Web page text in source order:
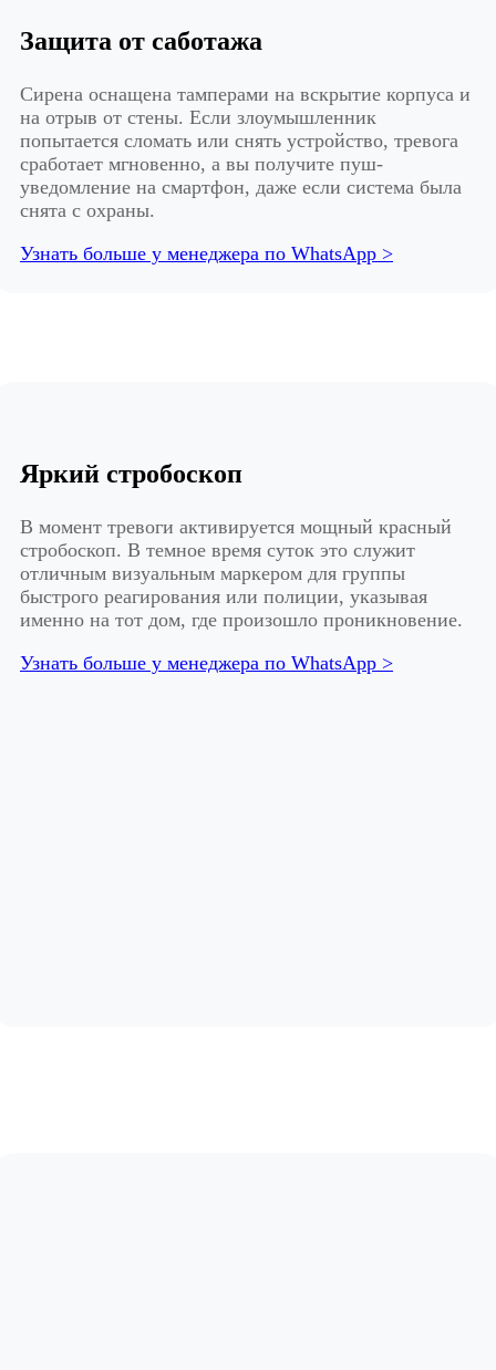
Защита от саботажа
Сирена оснащена тамперами на вскрытие корпуса и
на отрыв от стены. Если злоумышленник
попытается сломать или снять устройство, тревога
сработает мгновенно, а вы получите пуш-
уведомление на смартфон, даже если система была
снята с охраны.
Узнать больше у менеджера по WhatsApp >
Яркий стробоскоп
В момент тревоги активируется мощный красный
стробоскоп. В темное время суток это служит
отличным визуальным маркером для группы
быстрого реагирования или полиции, указывая
именно на тот дом, где произошло проникновение.
Узнать больше у менеджера по WhatsApp >